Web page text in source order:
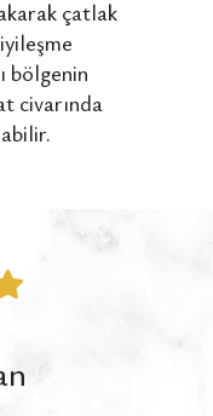
çatlak
bölgenin
civarında